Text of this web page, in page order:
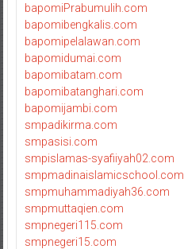
bapomiPrabumulih.com
bapomibengkalis.com
bapomipelalawan.com
bapomidumai.com
bapomibatam.com
bapomibatanghari.com
bapomijambi.com
smpadikirma.com
smpasisi.com
smpislamas-syafiiyah02.com
smpmadinaislamicschool.com
smpmuhammadiyah36.com
smpmuttaqien.com
smpnegeri115.com
smpnegeri15.com